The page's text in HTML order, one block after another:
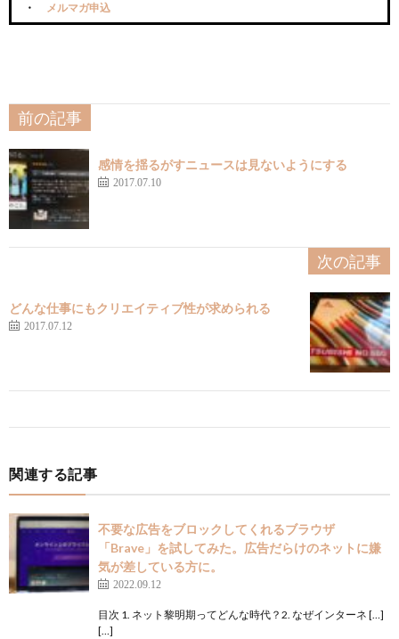
メルマガ申込
前の記事
感情を揺るがすニュースは見ないようにする
2017.07.10
次の記事
どんな仕事にもクリエイティブ性が求められる
2017.07.12
関連する記事
不要な広告をブロックしてくれるブラウザ
「Brave」を試してみた。広告だらけのネットに嫌
気が差している方に。
2022.09.12
目次 1. ネット黎明期ってどんな時代？2. なぜインターネ […]
[…]